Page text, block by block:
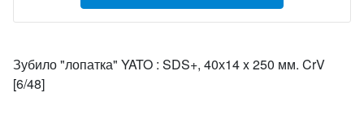
Зубило "лопатка" YATO : SDS+, 40х14 x 250 мм. CrV
[6/48]